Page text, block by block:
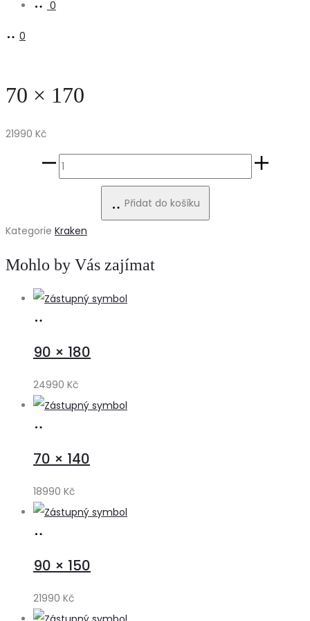
0
0
70 × 170
21990 Kč
70
množství
Přidat do košíku
Kategorie Kraken
Mohlo by Vás zajímat
košíku
90 × 180
24990 Kč
košíku
70 × 140
18990 Kč
košíku
90 × 150
21990 Kč